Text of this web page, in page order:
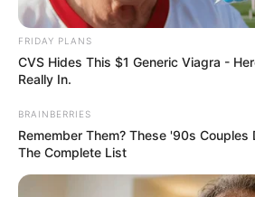
Posted
in
Friss hírek
1 perce érkezett!
éves Kinga! Az egész
megrendítették a
körülményei:
FRIDAY PLANS
CVS Hides This $1 Generic Viagra -
Really In.
BRAINBERRIES
Remember Them? These '90s
The Complete List